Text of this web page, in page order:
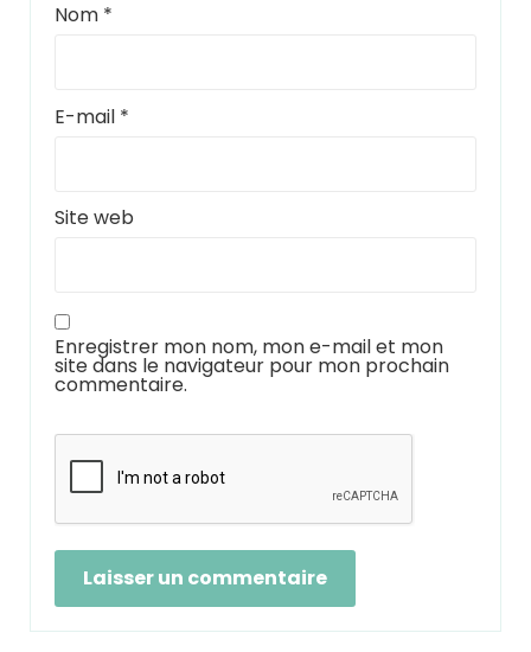
Nom *
E-mail *
Site web
Enregistrer mon nom, mon e-mail et mon
site dans le navigateur pour mon prochain
commentaire.